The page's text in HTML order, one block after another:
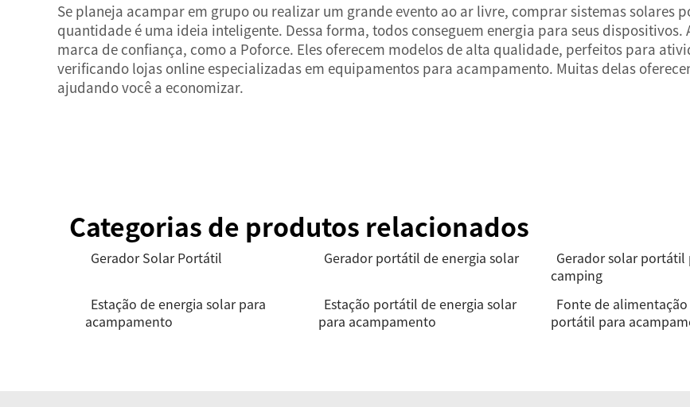
Se planeja acampar em grupo ou realizar um grande evento ao ar livre, comprar sistemas solares
quantidade é uma ideia inteligente. Dessa forma, todos conseguem energia para seus
marca de confiança, como a Poforce. Eles oferecem modelos de alta qualidade, perfeitos para
verificando lojas online especializadas em equipamentos para acampamento. Muitas delas
ajudando você a economizar.
Categorias de produtos relacionados
Gerador Solar Portátil Gerador portátil de energia solar
Gerador solar portátil
camping
Estação de energia solar para
acampamento
Estação portátil de energia solar
para acampamento
Fonte de
portátil para